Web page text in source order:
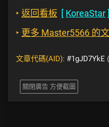
‣ 返回看板 [ KoreaStar]
‣ 更多 Master5566 的
文章代碼(AID): #1gJD7YkE
關閉廣告 方便截圖